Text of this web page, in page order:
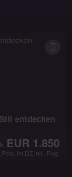
entdecken
EUR 1.850
im DZ inkl. Flug